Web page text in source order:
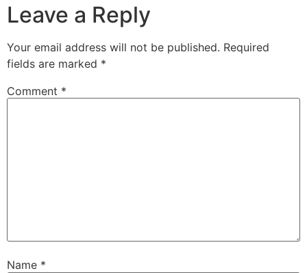
Leave a Reply
Your email address will not be published. Required
fields are marked *
Comment *
Name *